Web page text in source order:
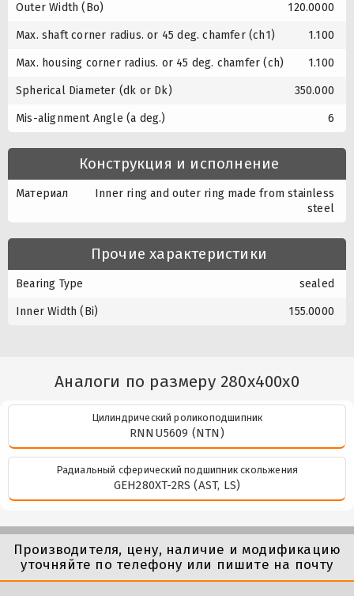
Outer Width (Bo) 120.0000
Max. shaft corner radius. or 45 deg. chamfer (ch1) 1.100
Max. housing corner radius. or 45 deg. chamfer (ch) 1.100
Spherical Diameter (dk or Dk) 350.000
Mis-alignment Angle (a deg.) 6
Конструкция и исполнение
Материал
Inner ring and outer ring made from stainless
steel
Прочие характеристики
Bearing Type sealed
Inner Width (Bi) 155.0000
Аналоги по размеру 280x400x0
Цилиндрический роликоподшипник
RNNU5609 (NTN)
Радиальный сферический подшипник скольжения
GEH280XT-2RS (AST, LS)
Производителя, цену, наличие и модификацию
уточняйте по телефону или пишите на почту